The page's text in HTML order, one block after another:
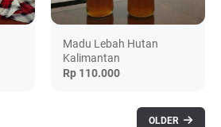
Madu Lebah Hutan
Kalimantan
Rp 110.000
OLDER